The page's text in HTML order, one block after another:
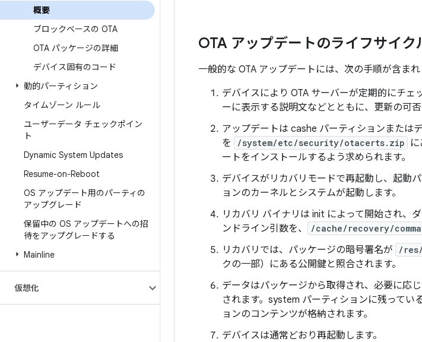
概要
ブロックベースの OTA
OTA パッケージの詳細
デバイス固有のコード
動的パーティション
タイムゾーン ルール
ユーザーデータ チェックポイン
ト
Dynamic System Updates
Resume-on-Reboot
OS アップデート用のパーティの
アップグレード
保留中の OS アップデートへの招
待をアップグレードする
Mainline
仮想化
OTA アップデートのライフサイク
一般的な OTA アップデートには、次の手順が含まれ
デバイスにより OTA サーバーが定期的にチェ
ーに表示する説明文などとともに、更新の可否
アップデートは cashe パーティションまたは
を
/system/etc/security/otacerts.zip
ートをインストールするよう求められます。
デバイスがリカバリモードで再起動し、起動
ョンのカーネルとシステムが起動します。
リカバリ バイナリは init によって開始され、
ンドライン引数を、
/cache/recovery/
リカバリでは、パッケージの暗号署名が
/
クの一部）にある公開鍵と照合されます。
データはパッケージから取得され、必要に応
されます。system パーティションに残って
ョンのコンテンツが格納されます。
デバイスは通常どおり再起動します。